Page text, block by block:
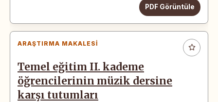
PDF Görüntüle
ARAŞTIRMA MAKALESI
Temel eğitim II. kademe
öğrencilerinin müzik dersine
karşı tutumları